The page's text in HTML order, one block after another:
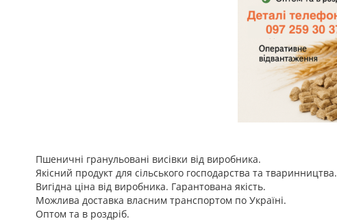
Пшеничні гранульовані висівки від виробника.
Якісний продукт для сільського господарства та тваринництва.
Вигідна ціна від виробника. Гарантована якість.
Можлива доставка власним транспортом по Україні.
Оптом та в роздріб.